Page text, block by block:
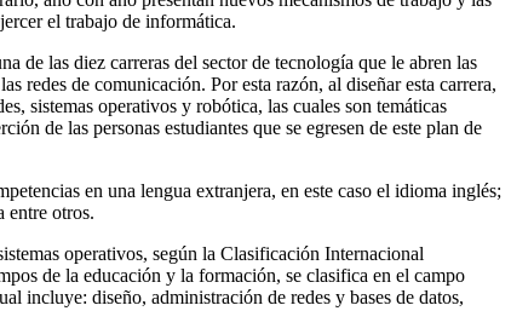
el trabajo de informática.
de las diez carreras del sector de tecnología que le abren las
redes de comunicación. Por esta razón, al diseñar esta carrera,
sistemas operativos y robótica, las cuales son temáticas
de las personas estudiantes que se egresen de este plan de
en una lengua extranjera, en este caso el idioma inglés;
entre otros.
operativos, según la Clasificación Internacional
de la educación y la formación, se clasifica en el campo
incluye: diseño, administración de redes y bases de datos,